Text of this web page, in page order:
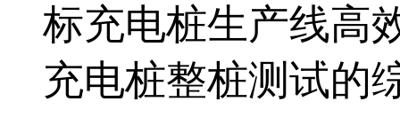
标充电桩生产线高
充电桩整桩测试的